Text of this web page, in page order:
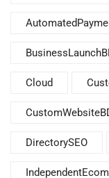
Cloud
DirectorySEO